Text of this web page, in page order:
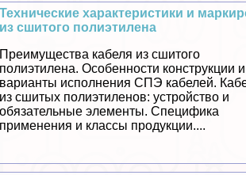
Технические хаpaктеристики и
из сшитого полиэтилена
Преимущества кабеля из сшитого
полиэтилена. Особенности конструкции и
варианты исполнения СПЭ кабелей.
из сшитых полиэтиленов: устройство и
обязательные элементы. Специфика
применения и классы продукции....